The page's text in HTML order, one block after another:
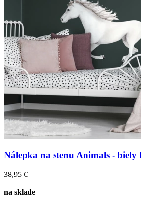
Nálepka na stenu Animals - biely
38,95 €
na sklade